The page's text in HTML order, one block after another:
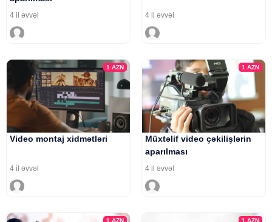
4 il əvvəl 4 il əvvəl
1AZN
Video montaj xidmətləri
4 il əvvəl
1 AZN
Müxtəlif video çəkilişlərin
aparılması
4 il əvvəl
1AZN 1 AZN